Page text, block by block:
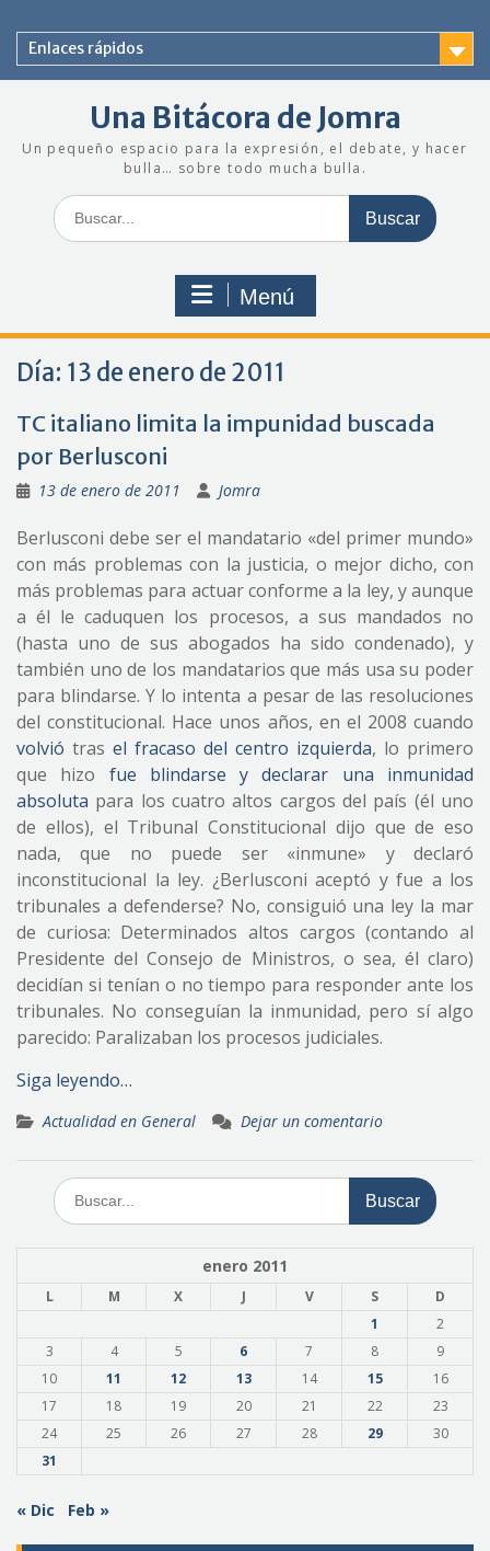
contenido
Enlaces rápidos
Una Bitácora de Jomra
Un pequeño espacio para la expresión, el debate, y hacer
bulla… sobre todo mucha bulla.
Buscar:
Menú
Día: 13 de enero de 2011
TC italiano limita la impunidad buscada
por Berlusconi
13 de enero de 2011 Jomra
Berlusconi debe ser el mandatario «del primer mundo»
con más problemas con la justicia, o mejor dicho, con
más problemas para actuar conforme a la ley, y aunque
a él le caduquen los procesos, a sus mandados no
(hasta uno de sus abogados ha sido condenado), y
también uno de los mandatarios que más usa su poder
para blindarse. Y lo intenta a pesar de las resoluciones
del constitucional. Hace unos años, en el 2008 cuando
volvió tras el fracaso del centro izquierda, lo primero
que hizo fue blindarse y declarar una inmunidad
absoluta para los cuatro altos cargos del país (él uno
de ellos), el Tribunal Constitucional dijo que de eso
nada, que no puede ser «inmune» y declaró
inconstitucional la ley. ¿Berlusconi aceptó y fue a los
tribunales a defenderse? No, consiguió una ley la mar
de curiosa: Determinados altos cargos (contando al
Presidente del Consejo de Ministros, o sea, él claro)
decidían si tenían o no tiempo para responder ante los
tribunales. No conseguían la inmunidad, pero sí algo
parecido: Paralizaban los procesos judiciales.
Siga leyendo…
Actualidad en General Dejar un comentario
Buscar:
enero 2011
L M X J V S
D
1
2
3
4 5 6 7 8
9
10
11 12 13 14 15
16
17
18 19 20 21 22
23
24
25 26 27 28 29
30
31
« Dic Feb »